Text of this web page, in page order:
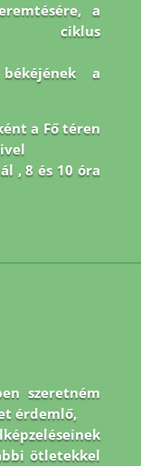
a
ciklus
békéjének a
a Fő téren
, 8 és 10 óra
szeretném
érdemlő,
ötletekkel